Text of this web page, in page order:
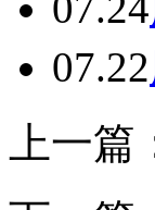
07.22
上一篇